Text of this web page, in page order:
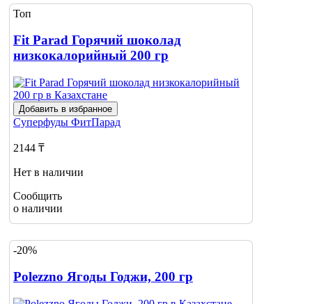
Топ
Fit Parad Горячий шоколад
низкокалорийный 200 гр
Добавить в избранное
Суперфуды ФитПарад
2144 ₸
Нет в наличии
Сообщить
о наличии
-20%
Polezzno Ягоды Годжи, 200 гр